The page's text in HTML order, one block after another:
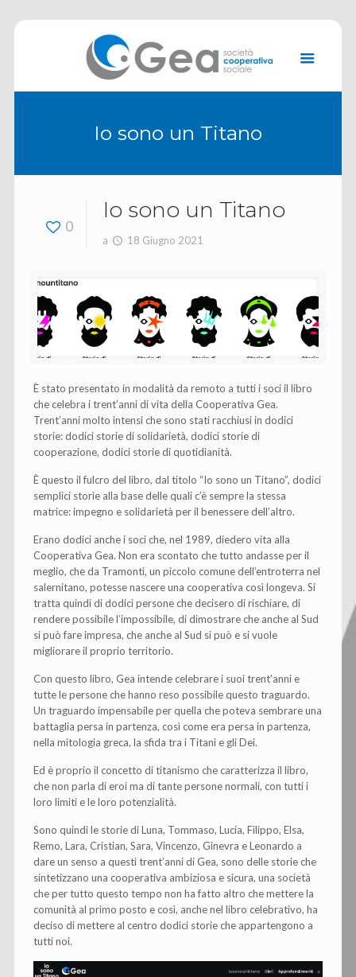
Io sono un Titano
0
Io sono un Titano
a 18 Giugno 2021
È stato presentato in modalità da remoto a tutti i soci il libro
che celebra i trent’anni di vita della Cooperativa Gea.
Trent’anni molto intensi che sono stati racchiusi in dodici
storie: dodici storie di solidarietà, dodici storie di
cooperazione, dodici storie di quotidianità.
È questo il fulcro del libro, dal titolo “Io sono un Titano”, dodici
semplici storie alla base delle quali c’è sempre la stessa
matrice: impegno e solidarietà per il benessere dell’altro.
Erano dodici anche i soci che, nel 1989, diedero vita alla
Cooperativa Gea. Non era scontato che tutto andasse per il
meglio, che da Tramonti, un piccolo comune dell’entroterra nel
salernitano, potesse nascere una cooperativa così longeva. Si
tratta quindi di dodici persone che decisero di rischiare, di
rendere possibile l’impossibile, di dimostrare che anche al Sud
si può fare impresa, che anche al Sud si può e si vuole
migliorare il proprio territorio.
Con questo libro, Gea intende celebrare i suoi trent’anni e
tutte le persone che hanno reso possibile questo traguardo.
Un traguardo impensabile per quella che poteva sembrare una
battaglia persa in partenza, così come era persa in partenza,
nella mitologia greca, la sfida tra i Titani e gli Dei.
Ed è proprio il concetto di titanismo che caratterizza il libro,
che non parla di eroi ma di tante persone normali, con tutti i
loro limiti e le loro potenzialità.
Sono quindi le storie di Luna, Tommaso, Lucia, Filippo, Elsa,
Remo, Lara, Cristian, Sara, Vincenzo, Ginevra e Leonardo a
dare un senso a questi trent’anni di Gea, sono delle storie che
sintetizzano una cooperativa ambiziosa e sicura, una società
che per tutto questo tempo non ha fatto altro che mettere la
comunità al primo posto e così, anche nel libro celebrativo, ha
deciso di mettere al centro dodici storie che appartengono a
tutti noi.